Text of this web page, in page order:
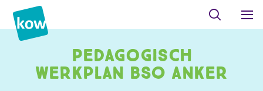
Pedagogisch
werkplan BSO Anker